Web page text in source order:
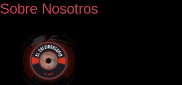
Sobre Nosotros